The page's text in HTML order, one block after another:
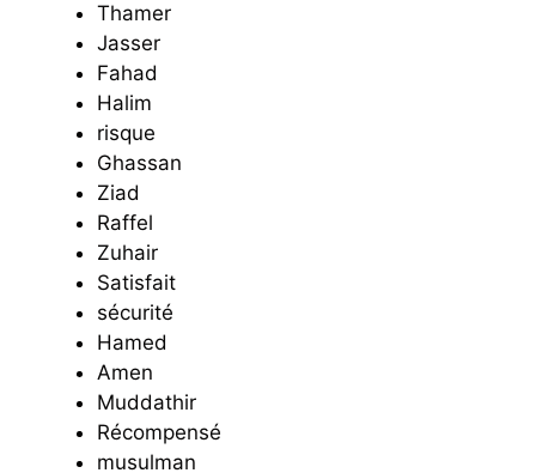
Thamer
Jasser
Fahad
Halim
risque
Ghassan
Ziad
Raffel
Zuhair
Satisfait
sécurité
Hamed
Amen
Muddathir
Récompensé
musulman